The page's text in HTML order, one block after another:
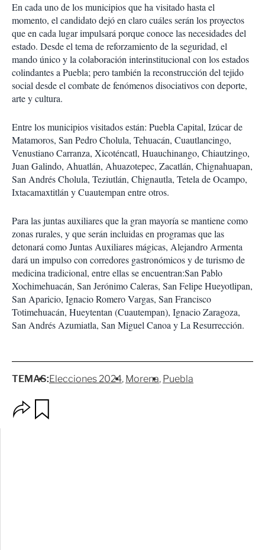
En cada uno de los municipios que ha visitado hasta el
momento, el candidato dejó en claro cuáles serán los proyectos
que en cada lugar impulsará porque conoce las necesidades del
estado. Desde el tema de reforzamiento de la seguridad, el
mando único y la colaboración interinstitucional con los estados
colindantes a Puebla; pero también la reconstrucción del tejido
social desde el combate de fenómenos disociativos con deporte,
arte y cultura.
Entre los municipios visitados están: Puebla Capital, Izúcar de
Matamoros, San Pedro Cholula, Tehuacán, Cuautlancingo,
Venustiano Carranza, Xicoténcatl, Huauchinango, Chiautzingo,
Juan Galindo, Ahuatlán, Ahuazotepec, Zacatlán, Chignahuapan,
San Andrés Cholula, Teziutlán, Chignautla, Tetela de Ocampo,
Ixtacamaxtitlán y Cuautempan entre otros.
Para las juntas auxiliares que la gran mayoría se mantiene como
zonas rurales, y que serán incluidas en programas que las
detonará como Juntas Auxiliares mágicas, Alejandro Armenta
dará un impulso con corredores gastronómicos y de turismo de
medicina tradicional, entre ellas se encuentran:San Pablo
Xochimehuacán, San Jerónimo Caleras, San Felipe Hueyotlipan,
San Aparicio, Ignacio Romero Vargas, San Francisco
Totimehuacán, Hueytentan (Cuautempan), Ignacio Zaragoza,
San Andrés Azumiatla, San Miguel Canoa y La Resurrección.
TEMAS:Elecciones 2024 Morena Puebla